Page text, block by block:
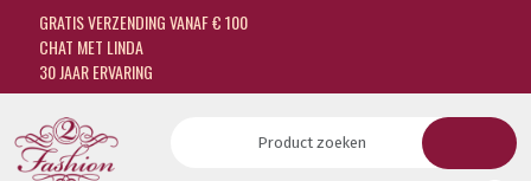
GRATIS VERZENDING VANAF € 100
CHAT MET LINDA
30 JAAR ERVARING